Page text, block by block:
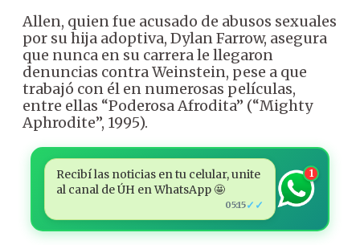
Allen, quien fue acusado de abusos sexuales
por su hija adoptiva, Dylan Farrow, asegura
que nunca en su carrera le llegaron
denuncias contra Weinstein, pese a que
trabajó con él en numerosas películas,
entre ellas “Poderosa Afrodita” (“Mighty
Aphrodite”, 1995).
Recibí las noticias en tu celular, unite
al canal de ÚH en WhatsApp 🤩
05:15✓✓
1